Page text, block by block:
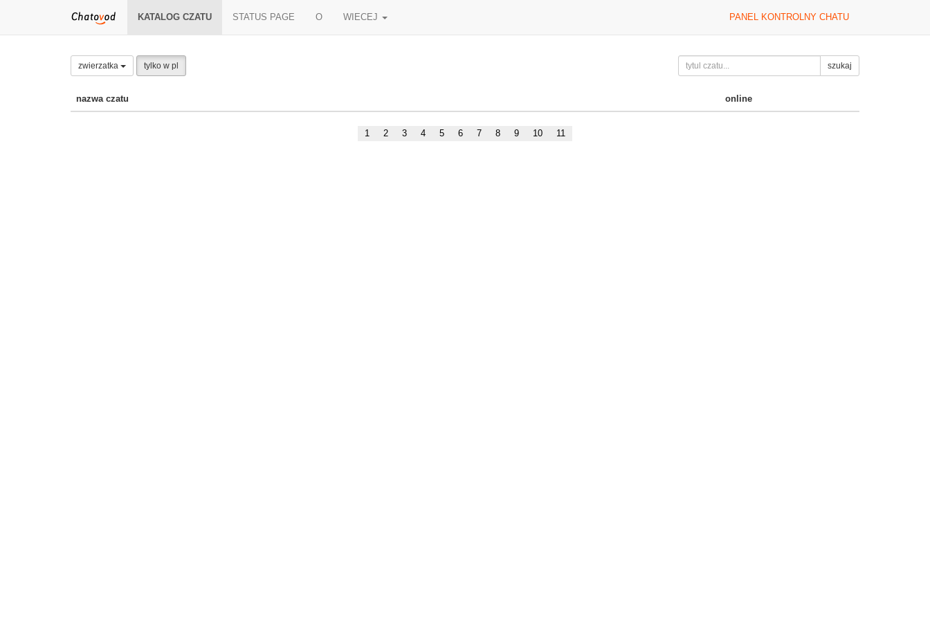
KATALOG CZATU STATUS PAGE O WIECEJ PANEL KONTROLNY CHATU
zwierzatka tylko w pl szukaj
nazwa czatu online
1 2 3 4 5 6 7 8 9 10 11